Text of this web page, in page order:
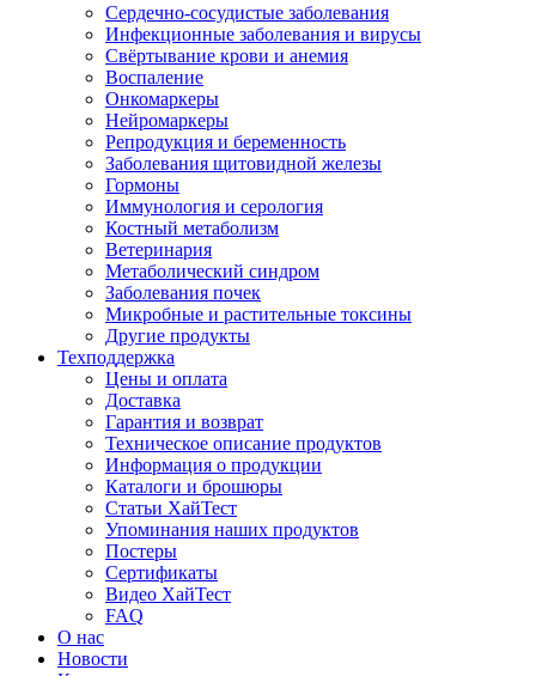
Сердечно-сосудистые заболевания
Инфекционные заболевания и вирусы
Свёртывание крови и анемия
Воспаление
Онкомаркеры
Нейромаркеры
Репродукция и беременность
Заболевания щитовидной железы
Гормоны
Иммунология и серология
Костный метаболизм
Ветеринария
Метаболический синдром
Заболевания почек
Микробные и растительные токсины
Другие продукты
Техподдержка
Цены и оплата
Доставка
Гарантия и возврат
Техническое описание продуктов
Информация о продукции
Каталоги и брошюры
Статьи ХайТест
Упоминания наших продуктов
Постеры
Сертификаты
Видео ХайТест
FAQ
О нас
Новости